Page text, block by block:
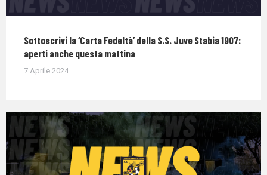
Sottoscrivi la ‘Carta Fedeltà’ della S.S. Juve Stabia 1907:
aperti anche questa mattina
7 Aprile 2024